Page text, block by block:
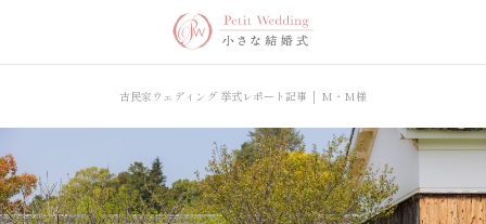
古民家ウェディング 挙式レポート記事 │ M・M様